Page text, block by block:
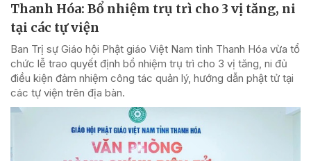
Thanh Hóa: Bổ nhiệm trụ trì cho 3 vị tăng, ni
tại các tự viện
Ban Trị sự Giáo hội Phật giáo Việt Nam tỉnh Thanh Hóa vừa tổ
chức lễ trao quyết định bổ nhiệm trụ trì cho 3 vị tăng, ni đủ
điều kiện đảm nhiệm công tác quản lý, hướng dẫn phật tử tại
các tự viện trên địa bàn.